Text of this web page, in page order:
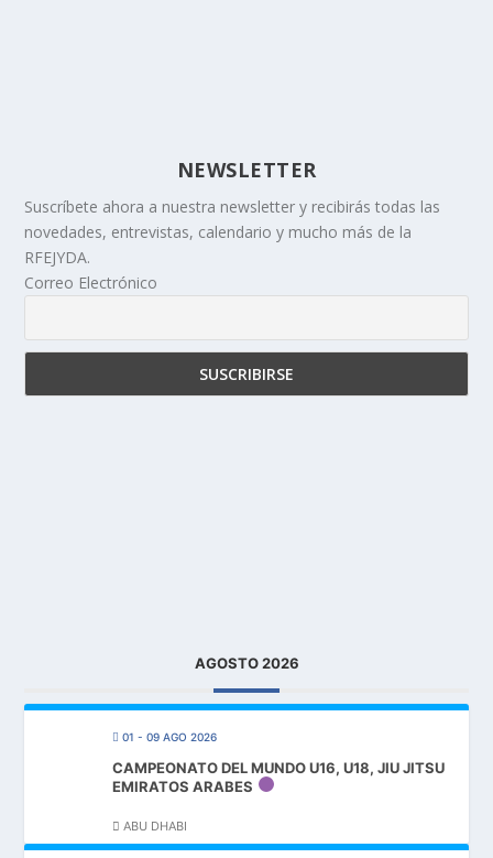
NEWSLETTER
Suscríbete ahora a nuestra newsletter y recibirás todas las
novedades, entrevistas, calendario y mucho más de la
RFEJYDA.
Correo Electrónico
AGOSTO 2026
01 - 09 AGO 2026
CAMPEONATO DEL MUNDO U16, U18, JIU JITSU
EMIRATOS ARABES
ABU DHABI